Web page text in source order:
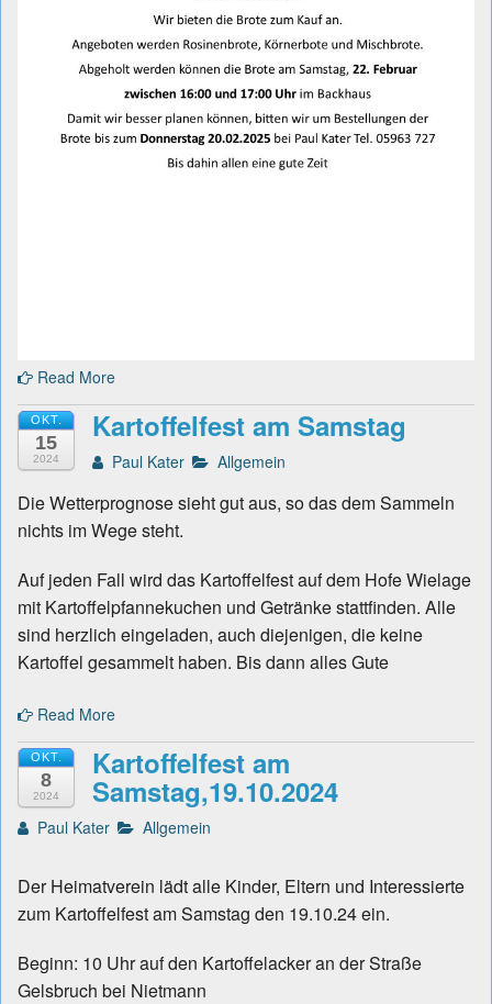
Read More
OKT.
15
2024
Kartoffelfest am Samstag
Paul Kater Allgemein
Die Wetterprognose sieht gut aus, so das dem Sammeln
nichts im Wege steht.
Auf jeden Fall wird das Kartoffelfest auf dem Hofe Wielage
mit Kartoffelpfannekuchen und Getränke stattfinden. Alle
sind herzlich eingeladen, auch diejenigen, die keine
Kartoffel gesammelt haben. Bis dann alles Gute
Read More
OKT.
8
2024
Kartoffelfest am
Samstag,19.10.2024
Paul Kater Allgemein
Der Heimatverein lädt alle Kinder, Eltern und Interessierte
zum Kartoffelfest am Samstag den 19.10.24 ein.
Beginn: 10 Uhr auf den Kartoffelacker an der Straße
Gelsbruch bei Nietmann